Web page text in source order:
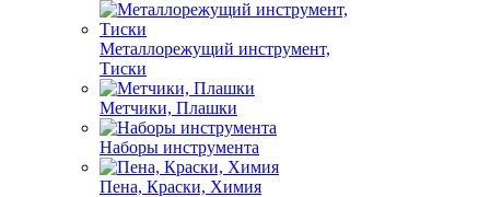
Металлорежущий инструмент,
Тиски
Метчики, Плашки
Наборы инструмента
Пена, Краски, Химия